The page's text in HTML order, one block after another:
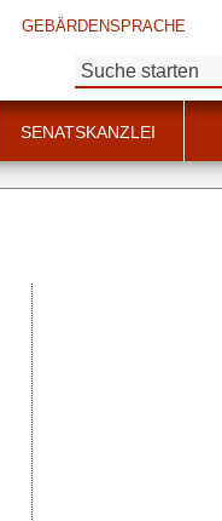
GEBÄRDENSPRACHE
Suche:
SENATSKANZLEI